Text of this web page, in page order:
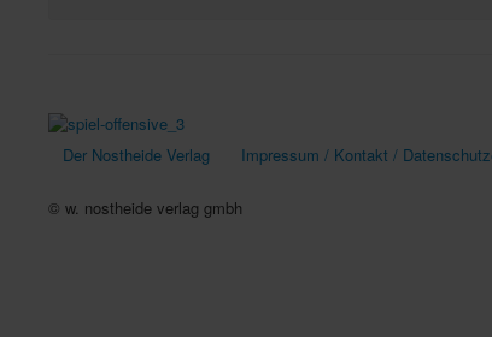
Der Nostheide Verlag Impressum / Kontakt /
© w. nostheide verlag gmbh